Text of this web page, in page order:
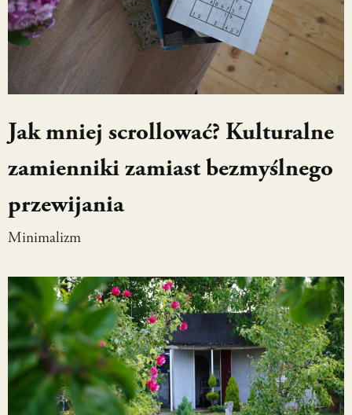
Jak mniej scrollować? Kulturalne
zamienniki zamiast bezmyślnego
przewijania
Minimalizm